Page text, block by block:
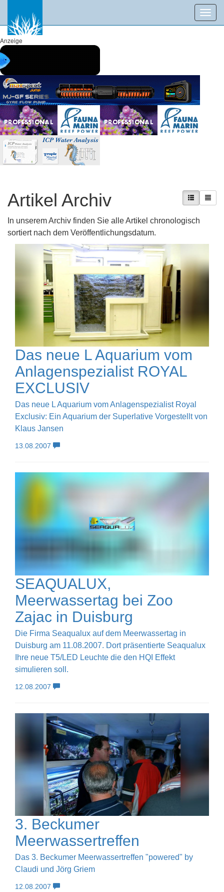
Anzeige
Artikel Archiv
In unserem Archiv finden Sie alle Artikel chronologisch
sortiert nach dem Veröffentlichungsdatum.
Das neue L Aquarium vom
Anlagenspezialist ROYAL
EXCLUSIV
Das neue L Aquarium vom Anlagenspezialist Royal
Exclusiv: Ein Aquarium der Superlative Vorgestellt von
Klaus Jansen
13.08.2007
SEAQUALUX,
Meerwassertag bei Zoo
Zajac in Duisburg
Die Firma Seaqualux auf dem Meerwassertag in
Duisburg am 11.08.2007. Dort präsentierte Seaqualux
Ihre neue T5/LED Leuchte die den HQI Effekt
simulieren soll.
12.08.2007
3. Beckumer
Meerwassertreffen
Das 3. Beckumer Meerwassertreffen "powered" by
Claudi und Jörg Griem
12.08.2007